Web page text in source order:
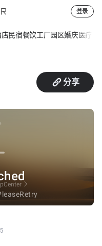
登录
店民宿餐饮工厂园区婚庆医疗
郑州丰乐路
分享